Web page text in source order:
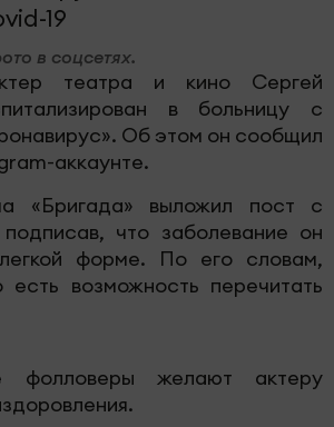
в соцсетях.
театра и кино Сергей
в больницу с
Об этом он сообщил
аккаунте.
«Бригада» выложил пост с
что заболевание он
форме. По его словам,
есть возможность перечитать
фолловеры желают актеру